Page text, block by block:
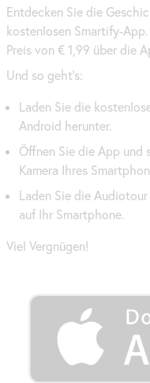
Entdecken Sie die
kostenlosen Smartify-App
Preis von € 1,99 über die
Und so geht’s:
Laden Sie die
Android herunter.
Öffnen Sie die App und
Kamera Ihres
Laden Sie die
auf Ihr Smartphone.
Viel Vergnügen!